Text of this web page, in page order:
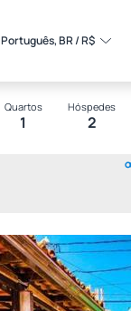
Português, BR / R$
Quartos
1
Hóspedes
2